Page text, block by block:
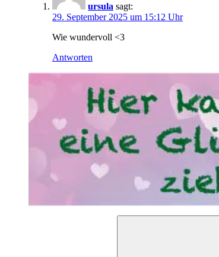
ursula sagt:
29. September 2025 um 15:12 Uhr
Wie wundervoll <3
Antworten